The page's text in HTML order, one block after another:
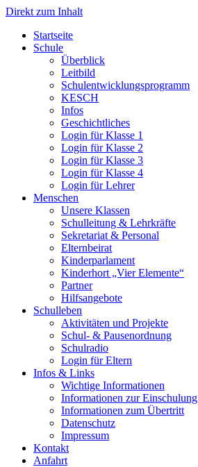
Direkt zum Inhalt
Start­sei­te
Schu­le
Über­blick
Leit­bild
Schul­ent­wick­lungs­pro­gramm
KESCH
Infos
Geschicht­li­ches
Log­in für Klas­se 1
Log­in für Klas­se 2
Log­in für Klas­se 3
Log­in für Klas­se 4
Log­in für Leh­rer
Men­schen
Unse­re Klas­sen
Schul­lei­tung & Lehr­kräf­te
Sekre­ta­ri­at & Per­so­nal
Eltern­bei­rat
Kin­der­par­la­ment
Kin­der­hort „Vier Ele­men­te“
Part­ner
Hilfs­an­ge­bo­te
Schul­le­ben
Akti­vi­tä­ten und Pro­jek­te
Schul- & Pau­sen­ord­nung
Schul­ra­dio
Log­in für Eltern
Infos & Links
Wich­ti­ge Infor­ma­tio­nen
Infor­ma­tio­nen zur Ein­schu­lung
Infor­ma­tio­nen zum Über­tritt
Daten­schutz
Impres­sum
Kon­takt
Anfahrt